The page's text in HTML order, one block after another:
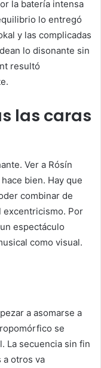
la batería intensa
lo entregó
y las complicadas
lo disonante sin
resultó
las caras
Ver a Rósín
bien. Hay que
combinar de
excentricismo. Por
espectáculo
como visual.
a asomarse a
se
La secuencia sin fin
a otros va